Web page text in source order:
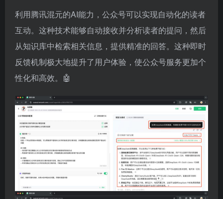
利用腾讯混元的AI能力，公众号可以实现自动化的读者
互动。这种技术能够自动接收并分析读者的提问，然后
从知识库中检索相关信息，提供精准的回答。这种即时
反馈机制极大地提升了用户体验，使公众号服务更加个
性化和高效。🤖